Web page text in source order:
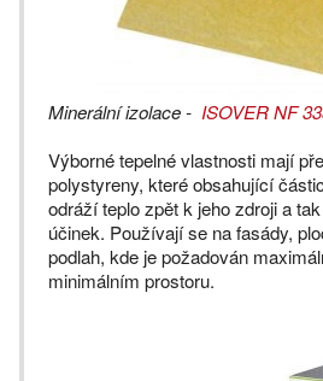
Minerální izolace - ISOVER NF
Výborné tepelné vlastnosti mají
polystyreny, které obsahující
odráží teplo zpět k jeho zdroji a
účinek. Používají se na fasády,
podlah, kde je požadován
minimálním prostoru.